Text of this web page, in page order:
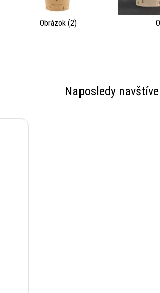
Obrázok (2)
Naposledy